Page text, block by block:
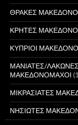
ΘΡΑΚΕΣ
ΚΡΗΤΕΣ
ΚΥΠΡΙΟΙ
ΜΑΝΙΑΤΕΣ/
ΜΑΚΕΔΟΝΟΜΑΧΟΙ
ΜΙΚΡΑΣΙΑΤΕΣ
ΝΗΣΙΩΤΕΣ